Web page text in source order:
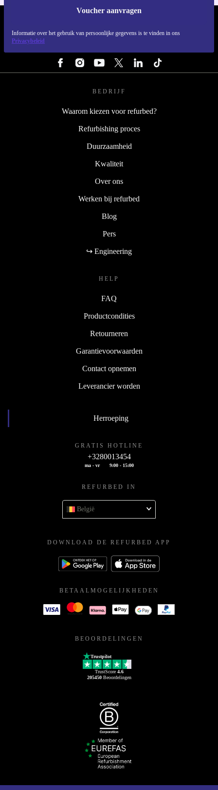
Voucher aanvragen
Informatie over het gebruik van persoonlijke gegevens is te vinden in ons
Privacybeleid
BEDRIJF
Waarom kiezen voor refurbed?
Refurbishing proces
Duurzaamheid
Kwaliteit
Over ons
Werken bij refurbed
Blog
Pers
↪ Engineering
HELP
FAQ
Productcondities
Retourneren
Garantievoorwaarden
Contact opnemen
Leverancier worden
Herroeping
GRATIS HOTLINE
+3280013454
ma - vr 9:00 - 15:00
REFURBED IN
België
DOWNLOAD DE REFURBED APP
BETAALMOGELIJKHEDEN
BEOORDELINGEN
Trustpilot
TrustScore 4.6
205450Beoordelingen